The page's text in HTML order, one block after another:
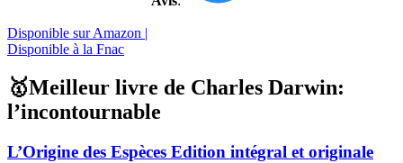
Disponible sur Amazon |
Disponible à la Fnac
🥇Meilleur livre de Charles Darwin:
l’incontournable
L’Origine des Espèces Edition intégral et originale